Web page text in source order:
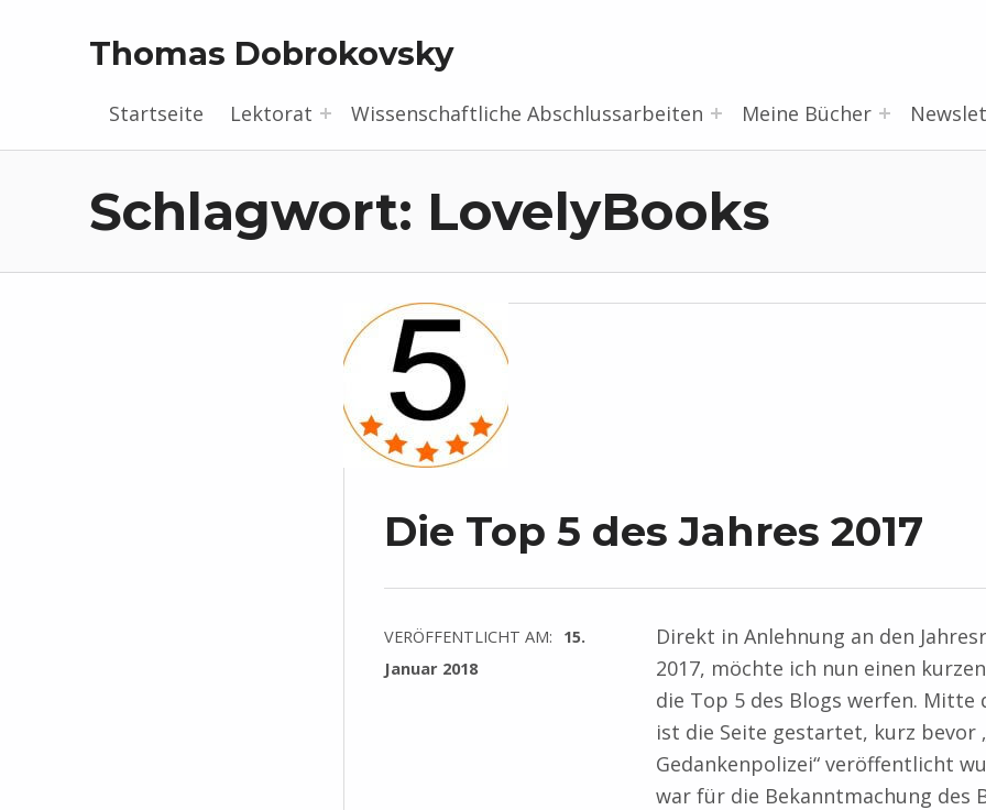
Thomas Dobrokovsky
Startseite Lektorat Wissenschaftliche Abschlussarbeiten Meine Bücher
Schlagwort: LovelyBooks
Die Top 5 des Jahres 2017
VERÖFFENTLICHT AM: 15.
Januar 2018
Direkt in Anlehnung an den
2017, möchte ich nun einen
die Top 5 des Blogs werfen. Mitte
ist die Seite gestartet, kurz bevor
Gedankenpolizei“ veröffentlicht
war für die Bekanntmachung des